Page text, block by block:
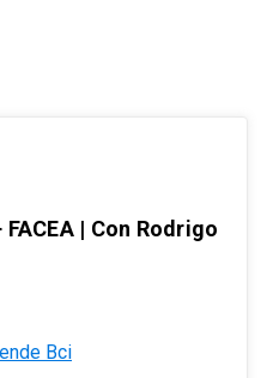
| Con Rodrigo
Bci